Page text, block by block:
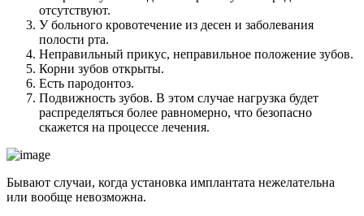
отсутствуют.
У больного кровотечение из десен и заболевания
полости рта.
Неправильный прикус, неправильное положение зубов.
Корни зубов открыты.
Есть пародонтоз.
Подвижность зубов. В этом случае нагрузка будет
распределяться более равномерно, что безопасно
скажется на процессе лечения.
Бывают случаи, когда установка имплантата нежелательна
или вообще невозможна.